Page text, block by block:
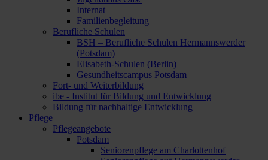
Internat
Familienbegleitung
Berufliche Schulen
BSH – Berufliche Schulen Hermannswerder
(Potsdam)
Elisabeth-Schulen (Berlin)
Gesundheitscampus Potsdam
Fort- und Weiterbildung
ibe - Institut für Bildung und Entwicklung
Bildung für nachhaltige Entwicklung
Pflege
Pflegeangebote
Potsdam
Seniorenpflege am Charlottenhof